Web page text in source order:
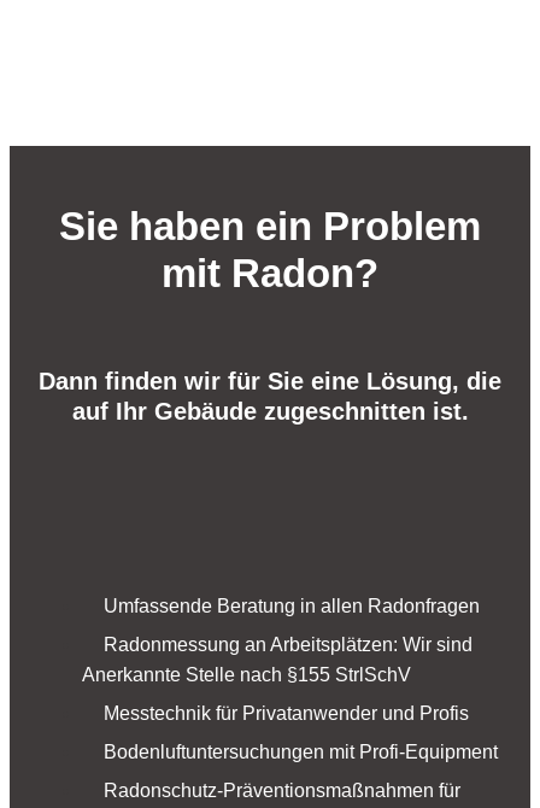
Sie haben ein Problem
mit Radon?
Dann finden wir für Sie eine Lösung, die
auf Ihr Gebäude zugeschnitten ist.
Umfassende Beratung in allen Radonfragen
Radonmessung an Arbeitsplätzen: Wir sind
Anerkannte Stelle nach §155 StrlSchV
Messtechnik für Privatanwender und Profis
Bodenluftuntersuchungen mit Profi-Equipment
Radonschutz-Präventionsmaßnahmen für